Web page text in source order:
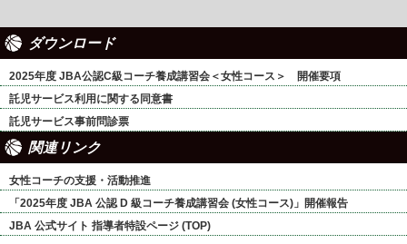
ダウンロード
2025年度 JBA公認C級コーチ養成講習会＜女性コース＞ 開催要項
託児サービス利用に関する同意書
託児サービス事前問診票
関連リンク
女性コーチの支援・活動推進
「2025年度 JBA 公認 D 級コーチ養成講習会 (女性コース)」開催報告
JBA 公式サイト 指導者特設ページ (TOP)